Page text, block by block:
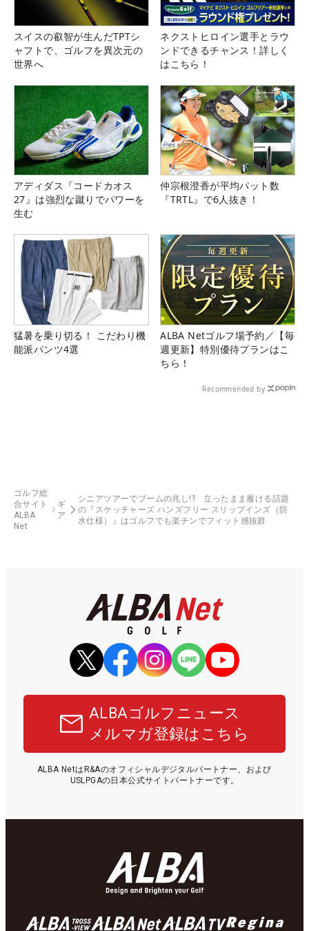
スイスの叡智が生んだTPTシ
ャフトで、ゴルフを異次元の
世界へ
ネクストヒロイン選手とラウ
ンドできるチャンス！詳しく
はこちら！
アディダス『コードカオス
27』は強烈な蹴りでパワーを
生む
仲宗根澄香が平均パット数
『TRTL』で6人抜き！
猛暑を乗り切る！ こだわり機
能派パンツ4選
ALBA Netゴルフ場予約／【毎
週更新】特別優待プランはこ
ちら！
Recommended by
ゴルフ総
合サイト
ALBA
Net
ギ
ア
シニアツアーでブームの兆し!? 立ったまま履ける話題
の『スケッチャーズ ハンズフリー スリップインズ（防
水仕様）』はゴルフでも楽チンでフィット感抜群
ALBAゴルフニュース
メルマガ登録はこちら
ALBA NetはR&Aのオフィシャルデジタルパートナー、および
USLPGAの日本公式サイトパートナーです。